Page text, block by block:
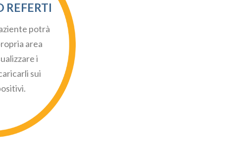
potrà
area
i
sui